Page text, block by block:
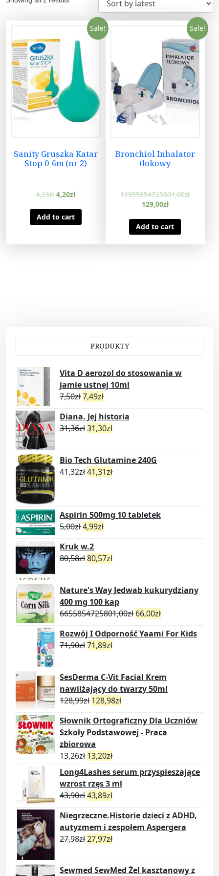
Sale!
Sanity Gruszka Katar
Stop 0-6m (nr 2)
4,26zł 4,20zł
Add to cart
Sale!
Bronchiol Inhalator
tłokowy
12955854725801,00zł
129,00zł
Add to cart
PRODUKTY
Vita D aerozol do stosowania w
jamie ustnej 10ml
7,50zł7,49zł
Diana. Jej historia
31,36zł31,30zł
Bio Tech Glutamine 240G
41,32zł41,31zł
Aspirin 500mg 10 tabletek
5,00zł4,99zł
Kruk w.2
80,58zł80,57zł
Nature's Way Jedwab kukurydziany
400 mg 100 kap
6655854725801,00zł 66,00zł
Rozwój I Odporność Yaami For Kids
71,90zł71,89zł
SesDerma C-Vit Facial Krem
nawilżający do twarzy 50ml
128,99zł 128,98zł
Słownik Ortograficzny Dla Uczniów
Szkoły Podstawowej - Praca
zbiorowa
13,26zł 13,20zł
Long4Lashes serum przyspieszające
wzrost rzęs 3 ml
43,90zł43,89zł
Niegrzeczne.Historie dzieci z ADHD,
autyzmem i zespołem Aspergera
27,98zł27,97zł
Sewmed SewMed Żel kasztanowy z